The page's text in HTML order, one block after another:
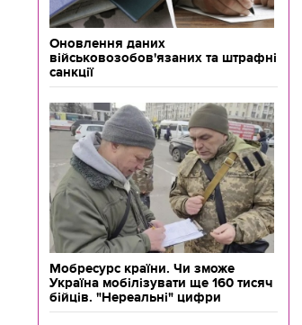
Оновлення даних
військовозобов'язаних та штрафні
санкції
Мобресурс країни. Чи зможе
Україна мобілізувати ще 160 тисяч
бійців. "Нереальні" цифри